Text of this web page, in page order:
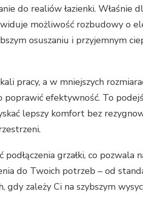
do realiów łazienki. Właśnie
możliwość rozbudowy o
osuszaniu i przyjemnym
pracy, a w mniejszych
poprawić efektywność. To
lepszy komfort bez
grzałki, co pozwala
do Twoich potrzeb – od
zależy Ci na szybszym